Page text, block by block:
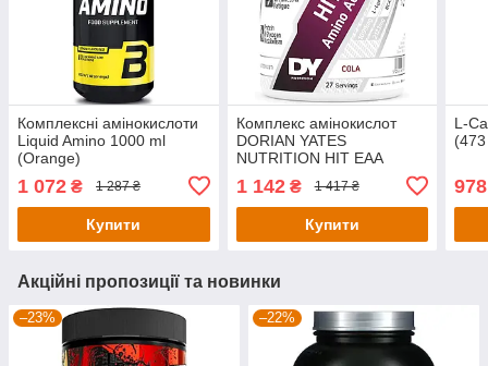
Комплексні амінокислоти
Liquid Amino 1000 ml
(Orange)
1 072 ₴ 1 287 ₴
Купити
Комплекс амінокислот
DORIAN YATES
NUTRITION HIT EAA
1 142₴ 1 417 ₴
Купити
L-
978
Акційні пропозиції та новинки
–23% –22%